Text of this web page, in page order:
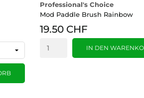
Professional's Choice
Mod Paddle Brush Rainbow
19.50 CHF
IN DEN